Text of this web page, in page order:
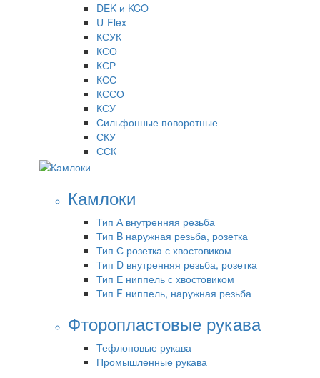
DEK и KCO
U-Flex
КСУК
КСО
КСР
КСС
КССО
КСУ
Сильфонные поворотные
СКУ
ССК
Камлоки
Тип А внутренняя резьба
Тип B наружная резьба, розетка
Тип С розетка с хвостовиком
Тип D внутренняя резьба, розетка
Тип Е ниппель с хвостовиком
Тип F ниппель, наружная резьба
Фторопластовые рукава
Тефлоновые рукава
Промышленные рукава